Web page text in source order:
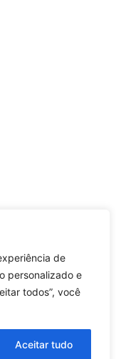
de
personalizado e
todos”, você
Aceitar tudo